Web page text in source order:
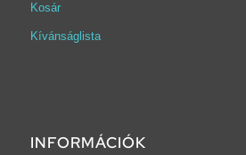
Kosár
Kívánságlista
INFORMÁCIÓK